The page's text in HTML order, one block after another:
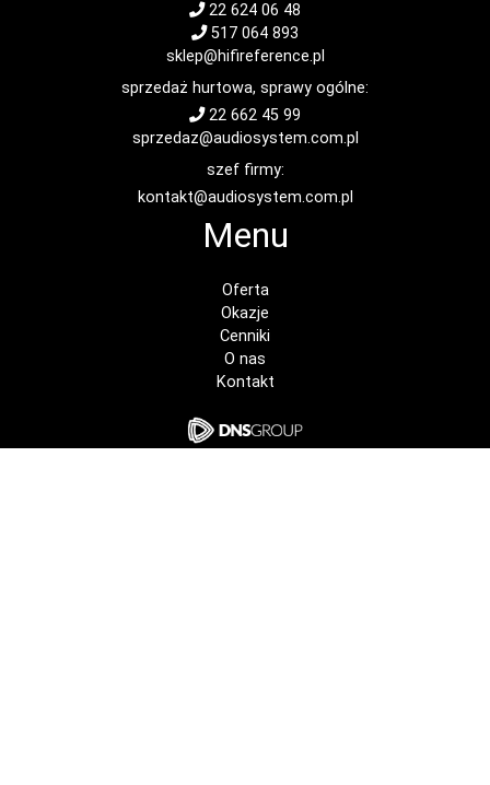
22 624 06 48
517 064 893
sklep@hifireference.pl
sprzedaż hurtowa, sprawy ogólne:
22 662 45 99
sprzedaz@audiosystem.com.pl
szef firmy:
kontakt@audiosystem.com.pl
Menu
Oferta
Okazje
Cenniki
O nas
Kontakt